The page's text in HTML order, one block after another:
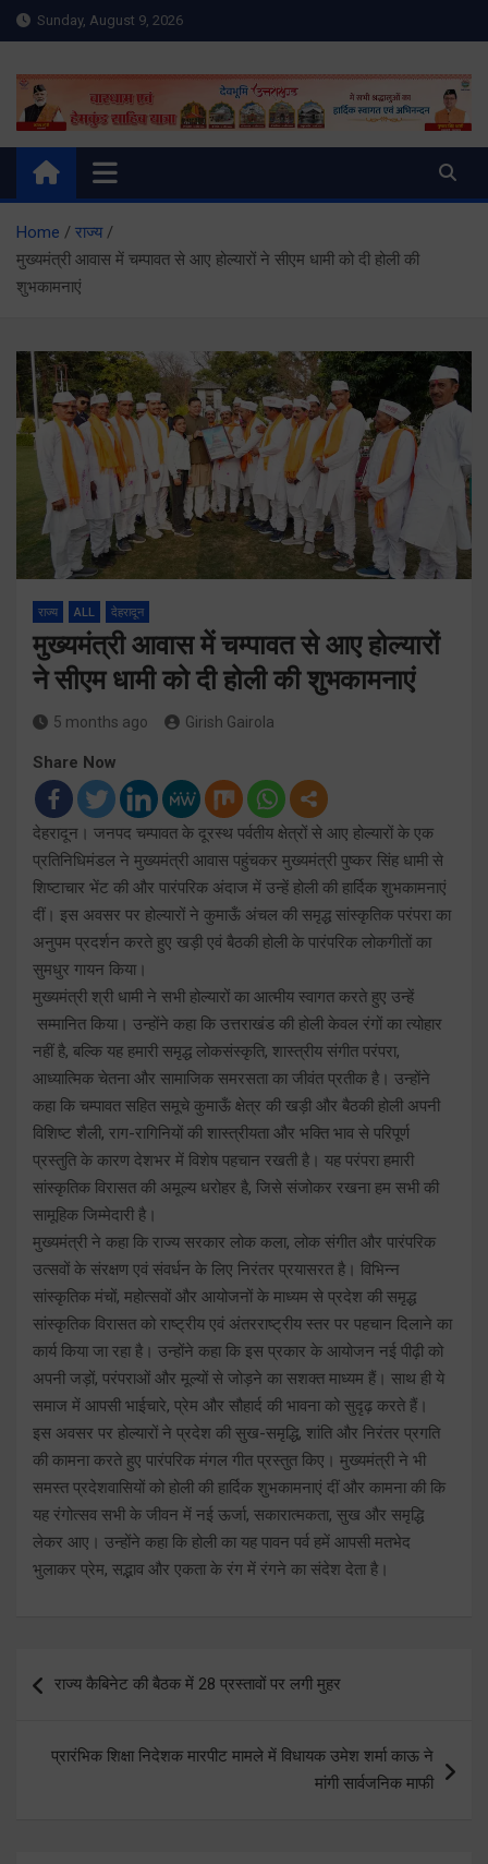
Skip
to
Sunday, August 9, 2026
Meru Raibar | Uttarakhand
News | Uttarkashi News
meruraibar.com
Home
राज्य
मुख्यमंत्री आवास में चम्पावत से आए होल्यारों ने सीएम धामी को दी होली की
शुभकामनाएं
राज्य ALL देहरादून
मुख्यमंत्री आवास में चम्पावत से आए होल्यारों
ने सीएम धामी को दी होली की शुभकामनाएं
5 months ago Girish Gairola
Share Now
देहरादून। जनपद चम्पावत के दूरस्थ पर्वतीय क्षेत्रों से आए होल्यारों के एक
प्रतिनिधिमंडल ने मुख्यमंत्री आवास पहुंचकर मुख्यमंत्री पुष्कर सिंह धामी से
शिष्टाचार भेंट की और पारंपरिक अंदाज में उन्हें होली की हार्दिक शुभकामनाएं
दीं। इस अवसर पर होल्यारों ने कुमाऊँ अंचल की समृद्ध सांस्कृतिक परंपरा का
अनुपम प्रदर्शन करते हुए खड़ी एवं बैठकी होली के पारंपरिक लोकगीतों का
सुमधुर गायन किया।
मुख्यमंत्री श्री धामी ने सभी होल्यारों का आत्मीय स्वागत करते हुए उन्हें
सम्मानित किया। उन्होंने कहा कि उत्तराखंड की होली केवल रंगों का त्योहार
नहीं है, बल्कि यह हमारी समृद्ध लोकसंस्कृति, शास्त्रीय संगीत परंपरा,
आध्यात्मिक चेतना और सामाजिक समरसता का जीवंत प्रतीक है। उन्होंने
कहा कि चम्पावत सहित समूचे कुमाऊँ क्षेत्र की खड़ी और बैठकी होली अपनी
विशिष्ट शैली, राग-रागिनियों की शास्त्रीयता और भक्ति भाव से परिपूर्ण
प्रस्तुति के कारण देशभर में विशेष पहचान रखती है। यह परंपरा हमारी
सांस्कृतिक विरासत की अमूल्य धरोहर है, जिसे संजोकर रखना हम सभी की
सामूहिक जिम्मेदारी है।
मुख्यमंत्री ने कहा कि राज्य सरकार लोक कला, लोक संगीत और पारंपरिक
उत्सवों के संरक्षण एवं संवर्धन के लिए निरंतर प्रयासरत है। विभिन्न
सांस्कृतिक मंचों, महोत्सवों और आयोजनों के माध्यम से प्रदेश की समृद्ध
सांस्कृतिक विरासत को राष्ट्रीय एवं अंतरराष्ट्रीय स्तर पर पहचान दिलाने का
कार्य किया जा रहा है। उन्होंने कहा कि इस प्रकार के आयोजन नई पीढ़ी को
अपनी जड़ों, परंपराओं और मूल्यों से जोड़ने का सशक्त माध्यम हैं। साथ ही ये
समाज में आपसी भाईचारे, प्रेम और सौहार्द की भावना को सुदृढ़ करते हैं।
इस अवसर पर होल्यारों ने प्रदेश की सुख-समृद्धि, शांति और निरंतर प्रगति
की कामना करते हुए पारंपरिक मंगल गीत प्रस्तुत किए। मुख्यमंत्री ने भी
समस्त प्रदेशवासियों को होली की हार्दिक शुभकामनाएं दीं और कामना की कि
यह रंगोत्सव सभी के जीवन में नई ऊर्जा, सकारात्मकता, सुख और समृद्धि
लेकर आए। उन्होंने कहा कि होली का यह पावन पर्व हमें आपसी मतभेद
भुलाकर प्रेम, सद्भाव और एकता के रंग में रंगने का संदेश देता है।
navigation
राज्य कैबिनेट की बैठक में 28 प्रस्तावों पर लगी मुहर
प्रारंभिक शिक्षा निदेशक मारपीट मामले में विधायक उमेश शर्मा काऊ ने
मांगी सार्वजनिक माफी